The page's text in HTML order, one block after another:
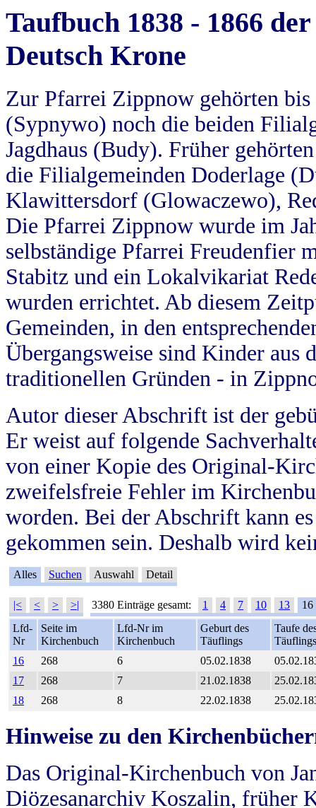
Taufbuch 1838 - 1866
Deutsch Krone
Zur Pfarrei Zippnow gehörten
(Sypnywo) noch die beiden
Jagdhaus (Budy). Früher
die Filialgemeinden Doderlage
Klawittersdorf (Glowaczewo),
Die Pfarrei Zippnow wurde im
selbständige Pfarrei Freudenfier
Stabitz und ein Lokalvikariat
wurden errichtet. Ab diesem
Gemeinden, in den
Übergangsweise sind Kinder aus
traditionellen Gründen - in
Autor dieser Abschrift ist der
Er weist auf folgende
von einer Kopie des Original-
zweifelsfreie Fehler im
worden. Bei der Abschrift kann
gekommen sein. Deshalb wird
Alles Suchen Auswahl Detail
|< < > >| 3380 Einträge gesamt: 1 4 7 10 13
16
Lfd-
Nr
Seite im
Kirchenbuch
Lfd-Nr im
Kirchenbuch
Geburt des
Täuflings
Taufe
Täuflings
16
268 6 05.02.1838
17
268 7 21.02.1838
18
268 8 22.02.1838
Hinweise zu den
Das Original-Kirchenbuch von
Diözesanarchiv Koszalin, früher